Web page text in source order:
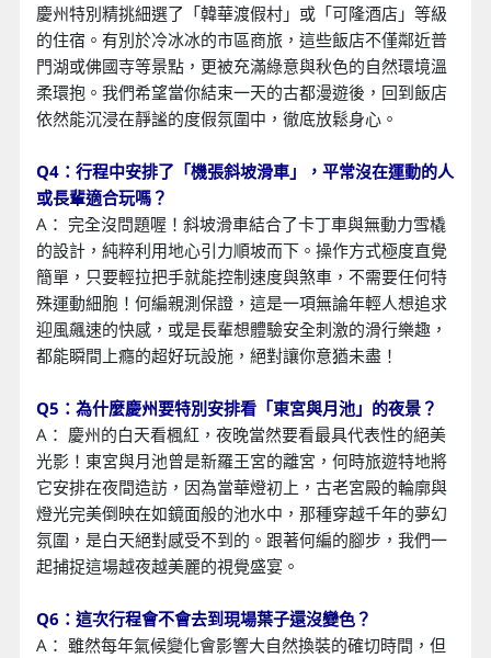
慶州特別精挑細選了「韓華渡假村」或「可隆酒店」等級
的住宿。有別於冷冰冰的市區商旅，這些飯店不僅鄰近普
門湖或佛國寺等景點，更被充滿綠意與秋色的自然環境溫
柔環抱。我們希望當你結束一天的古都漫遊後，回到飯店
依然能沉浸在靜謐的度假氛圍中，徹底放鬆身心。
Q4：行程中安排了「機張斜坡滑車」，平常沒在運動的人
或長輩適合玩嗎？
A： 完全沒問題喔！斜坡滑車結合了卡丁車與無動力雪橇
的設計，純粹利用地心引力順坡而下。操作方式極度直覺
簡單，只要輕拉把手就能控制速度與煞車，不需要任何特
殊運動細胞！何編親測保證，這是一項無論年輕人想追求
迎風飆速的快感，或是長輩想體驗安全刺激的滑行樂趣，
都能瞬間上癮的超好玩設施，絕對讓你意猶未盡！
Q5：為什麼慶州要特別安排看「東宮與月池」的夜景？
A： 慶州的白天看楓紅，夜晚當然要看最具代表性的絕美
光影！東宮與月池曾是新羅王宮的離宮，何時旅遊特地將
它安排在夜間造訪，因為當華燈初上，古老宮殿的輪廓與
燈光完美倒映在如鏡面般的池水中，那種穿越千年的夢幻
氛圍，是白天絕對感受不到的。跟著何編的腳步，我們一
起捕捉這場越夜越美麗的視覺盛宴。
Q6：這次行程會不會去到現場葉子還沒變色？
A： 雖然每年氣候變化會影響大自然換裝的確切時間，但